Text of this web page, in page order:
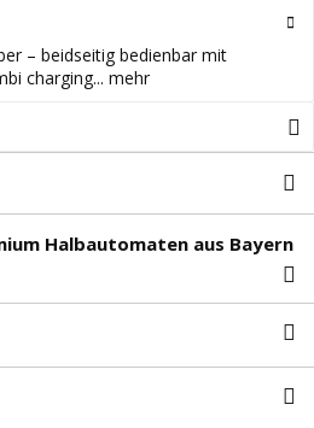
– beidseitig bedienbar mit
charging... mehr
Halbautomaten aus Bayern